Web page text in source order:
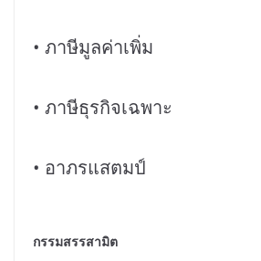
• ภาษีมูลค่าเพิ่ม
• ภาษีธุรกิจเฉพาะ
• อาภรแสตมป์
กรรมสรรสามิต